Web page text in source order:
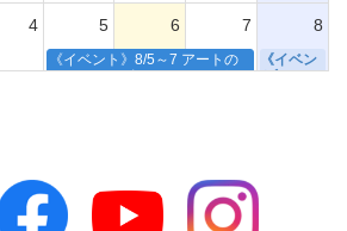
4 5
《イベント》8/5～7 アートの
かけらでデザインしてみよう！
6 7 8
《イベン
ト》8/8